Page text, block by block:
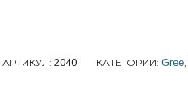
АРТИКУЛ: 2040 КАТЕГОРИИ: Gree,